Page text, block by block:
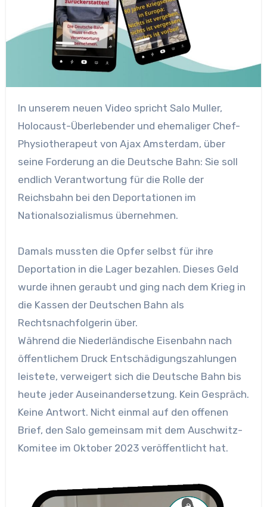
In unserem neuen Video spricht Salo Muller,
Holocaust-Überlebender und ehemaliger Chef-
Physiotherapeut von Ajax Amsterdam, über
seine Forderung an die Deutsche Bahn: Sie soll
endlich Verantwortung für die Rolle der
Reichsbahn bei den Deportationen im
Nationalsozialismus übernehmen.
Damals mussten die Opfer selbst für ihre
Deportation in die Lager bezahlen. Dieses Geld
wurde ihnen geraubt und ging nach dem Krieg in
die Kassen der Deutschen Bahn als
Rechtsnachfolgerin über.
Während die Niederländische Eisenbahn nach
öffentlichem Druck Entschädigungszahlungen
leistete, verweigert sich die Deutsche Bahn bis
heute jeder Auseinandersetzung. Kein Gespräch.
Keine Antwort. Nicht einmal auf den offenen
Brief, den Salo gemeinsam mit dem Auschwitz-
Komitee im Oktober 2023 veröffentlicht hat.